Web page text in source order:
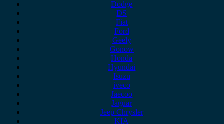
Dodge
DS
Fiat
Ford
Geely
Gonow
Honda
Hyundai
Isuzu
iveco
Jaecoo
Jaguar
Jeep Chrysler
KIA